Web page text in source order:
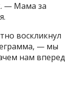
— Мама за
воскликнул
— мы
нам вперед